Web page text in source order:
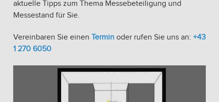
aktuelle Tipps zum Thema Messebeteiligung und
Messestand für Sie.
Vereinbaren Sie einen Termin oder rufen Sie uns an: +43
1 270 6050